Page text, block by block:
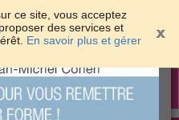
ce site, vous acceptez
des services et
En savoir plus et gérer
×